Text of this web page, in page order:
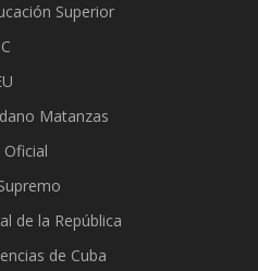
Superior
Matanzas
Oficial
de la República
de Cuba